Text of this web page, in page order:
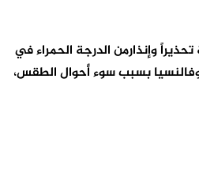
وإنذارمن الدرجة الحمراء في
بسبب سوء أحوال الطقس،